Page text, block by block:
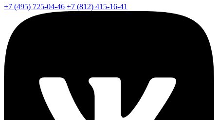
+7 (495) 725-04-46 +7 (812) 415-16-41